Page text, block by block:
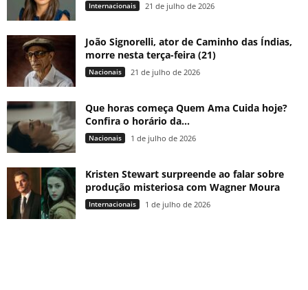
Internacionais 21 de julho de 2026
João Signorelli, ator de Caminho das Índias,
morre nesta terça-feira (21)
Nacionais 21 de julho de 2026
Que horas começa Quem Ama Cuida hoje?
Confira o horário da...
Nacionais 1 de julho de 2026
Kristen Stewart surpreende ao falar sobre
produção misteriosa com Wagner Moura
Internacionais 1 de julho de 2026